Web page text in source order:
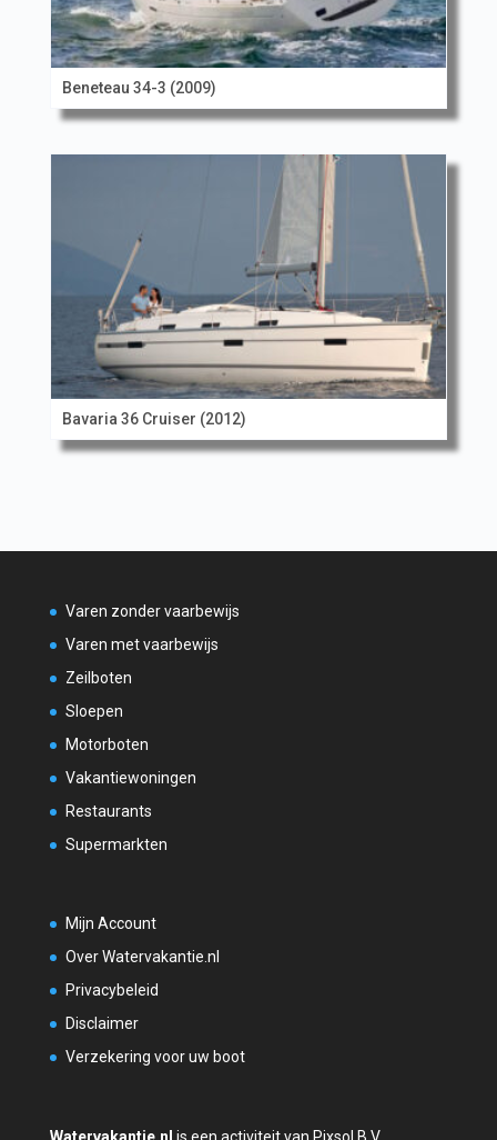
Beneteau 34-3 (2009)
Bavaria 36 Cruiser (2012)
Varen zonder vaarbewijs
Varen met vaarbewijs
Zeilboten
Sloepen
Motorboten
Vakantiewoningen
Restaurants
Supermarkten
Mijn Account
Over Watervakantie.nl
Privacybeleid
Disclaimer
Verzekering voor uw boot
Watervakantie.nl is een activiteit van Pixsol B.V.